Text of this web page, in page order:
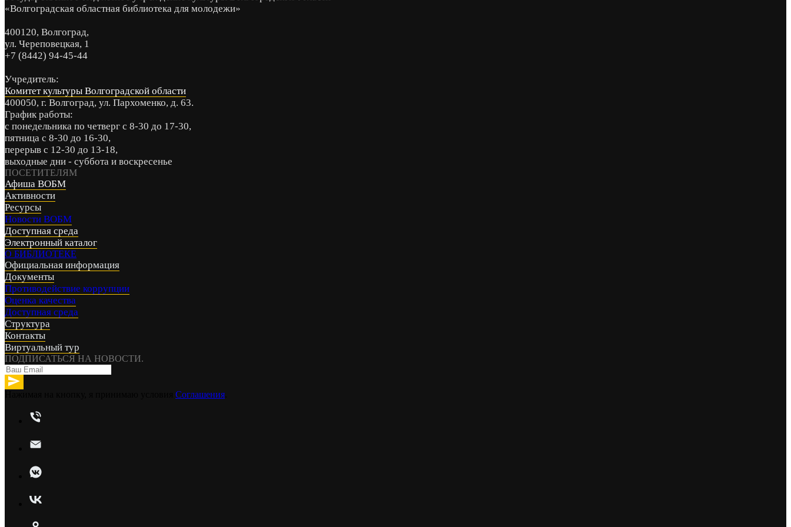
«Волгоградская областная библиотека для молодежи»
400120, Волгоград,
ул. Череповецкая, 1
+7 (8442) 94-45-44
Учредитель:
Комитет культуры Волгоградской области
400050, г. Волгоград, ул. Пархоменко, д. 63.
График работы:
с понедельника по четверг с 8-30 до 17-30,
пятница с 8-30 до 16-30,
перерыв с 12-30 до 13-18,
выходные дни - суббота и воскресенье
ПОСЕТИТЕЛЯМ
Афиша ВОБМ
Активности
Ресурсы
Новости ВОБМ
Доступная среда
Электронный каталог
О БИБЛИОТЕКЕ
Официальная информация
Документы
Противодействие коррупции
Оценка качества
Доступная среда
Структура
Контакты
Виртуальный тур
ПОДПИСАТЬСЯ НА НОВОСТИ.
Соглашения